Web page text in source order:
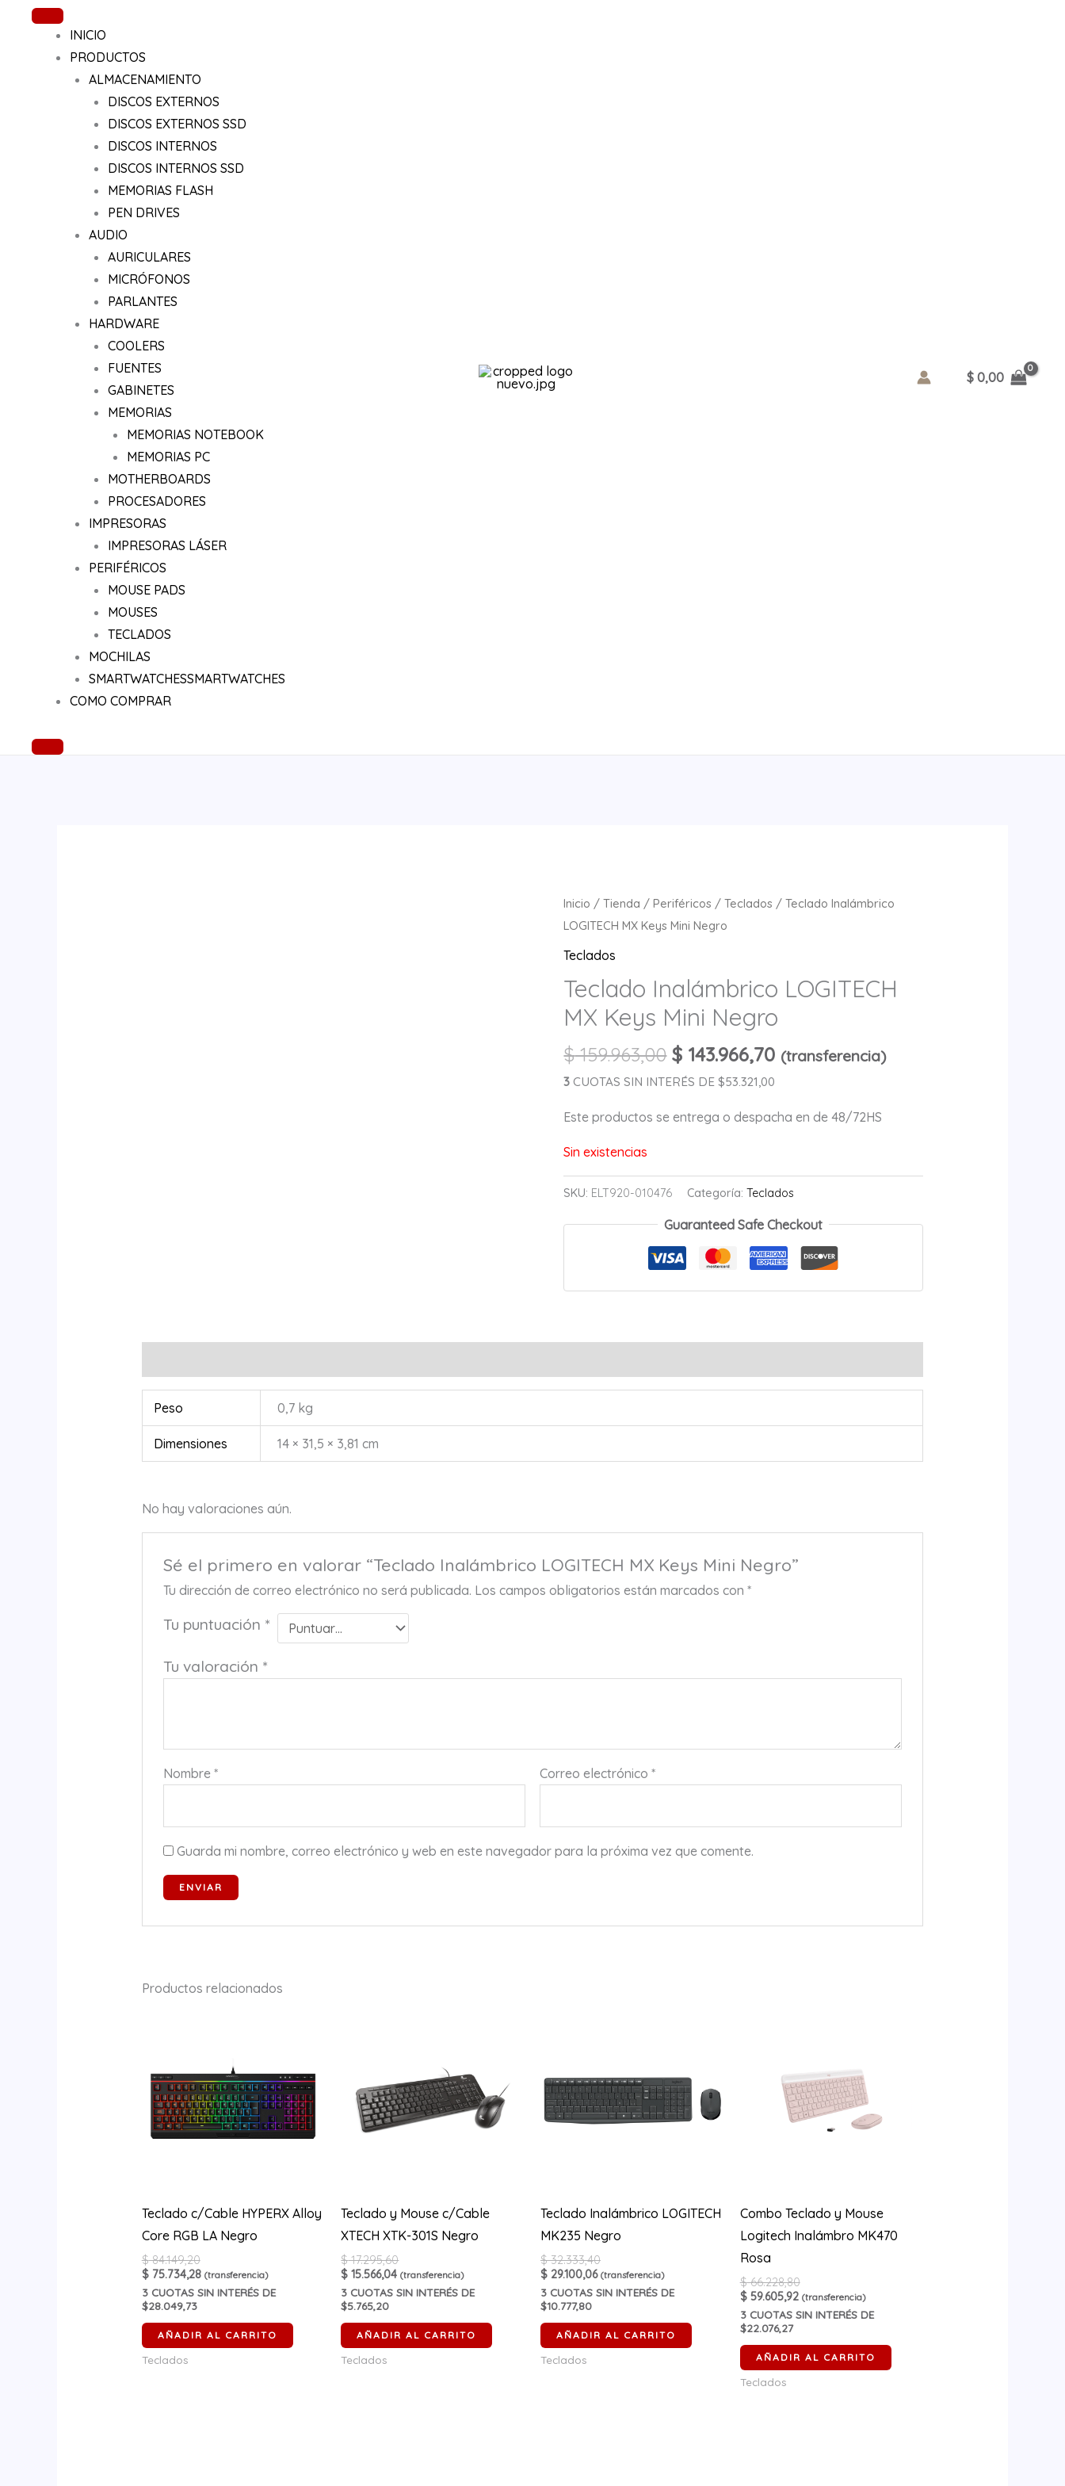
contenido
INICIO
PRODUCTOS
ALMACENAMIENTO
DISCOS EXTERNOS
DISCOS EXTERNOS SSD
DISCOS INTERNOS
DISCOS INTERNOS SSD
MEMORIAS FLASH
PEN DRIVES
AUDIO
AURICULARES
MICRÓFONOS
PARLANTES
HARDWARE
COOLERS
FUENTES
GABINETES
MEMORIAS
MEMORIAS NOTEBOOK
MEMORIAS PC
MOTHERBOARDS
PROCESADORES
IMPRESORAS
IMPRESORAS LÁSER
PERIFÉRICOS
MOUSE PADS
MOUSES
TECLADOS
MOCHILAS
SMARTWATCHESSMARTWATCHES
COMO COMPRAR
$0,00
Inicio /Tienda /Periféricos /Teclados / Teclado Inalámbrico
LOGITECH MX Keys Mini Negro
Teclados
Teclado Inalámbrico LOGITECH
MX Keys Mini Negro
$159.963,00 $ 143.966,70 (transferencia)
3 CUOTAS SIN INTERÉS DE $53.321,00
Este productos se entrega o despacha en de 48/72HS
Sin existencias
SKU: ELT920-010476 Categoría:Teclados
Guaranteed Safe Checkout
Peso 0,7 kg
Dimensiones 14 × 31,5 × 3,81 cm
No hay valoraciones aún.
Sé el primero en valorar “Teclado Inalámbrico LOGITECH MX Keys Mini Negro”
Tu dirección de correo electrónico no será publicada. Los campos obligatorios están marcados con*
Tu puntuación *
Tu valoración *
Nombre* Correo electrónico*
Guarda mi nombre, correo electrónico y web en este navegador para la próxima vez que comente.
Productos relacionados
Teclado c/Cable HYPERX Alloy
Core RGB LA Negro
$84.149,20
$75.734,28 (transferencia)
3CUOTAS SIN INTERÉS DE
$28.049,73
AÑADIR AL CARRITO
Teclados
Teclado y Mouse c/Cable
XTECH XTK-301S Negro
$17.295,60
$ 15.566,04 (transferencia)
3 CUOTAS SIN INTERÉS DE
$5.765,20
AÑADIR AL CARRITO
Teclados
Teclado Inalámbrico LOGITECH
MK235 Negro
$32.333,40
$ 29.100,06 (transferencia)
3 CUOTAS SIN INTERÉS DE
$10.777,80
AÑADIR AL CARRITO
Teclados
Combo Teclado y Mouse
Logitech Inalámbro MK470
Rosa
$66.228,80
$59.605,92 (transferencia)
3CUOTAS SIN INTERÉS DE
$22.076,27
AÑADIR AL CARRITO
Teclados